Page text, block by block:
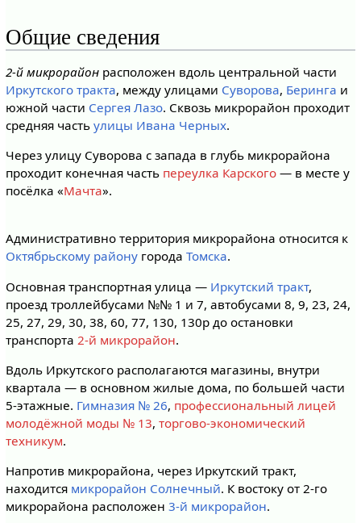
Общие сведения
2-й микрорайонрасположен вдоль центральной части
Иркутского тракта, между улицами Суворова, Беринга и
южной части Сергея Лазо. Сквозь микрорайон проходит
средняя часть улицы Ивана Черных.
Через улицу Суворова с запада в глубь микрорайона
проходит конечная часть переулка Карского— в месте у
посёлка «Мачта».
Административно территория микрорайона относится к
Октябрьскому районугорода Томска.
Основная транспортная улица — Иркутский тракт,
проезд троллейбусами №№ 1 и 7, автобусами 8, 9, 23, 24,
25, 27, 29, 30, 38, 60, 77, 130, 130р до остановки
транспорта 2-й микрорайон.
Вдоль Иркутского располагаются магазины, внутри
квартала — в основном жилые дома, по большей части
5-этажные. Гимназия № 26, профессиональный лицей
молодёжной моды № 13, торгово-экономический
техникум.
Напротив микрорайона, через Иркутский тракт,
находится микрорайон Солнечный. К востоку от 2-го
микрорайона расположен 3-й микрорайон.